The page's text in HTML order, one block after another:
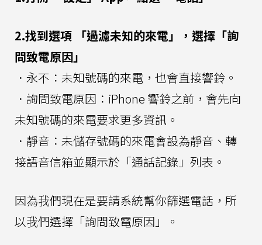
2.找到選項 「過濾未知的來電」，選擇「詢
問致電原因」
．永不：未知號碼的來電，也會直接響鈴。
．詢問致電原因：iPhone 響鈴之前，會先向
未知號碼的來電要求更多資訊。
．靜音：未儲存號碼的來電會設為靜音、轉
接語音信箱並顯示於「通話記錄」列表。
因為我們現在是要請系統幫你篩選電話，所
以我們選擇「詢問致電原因」。